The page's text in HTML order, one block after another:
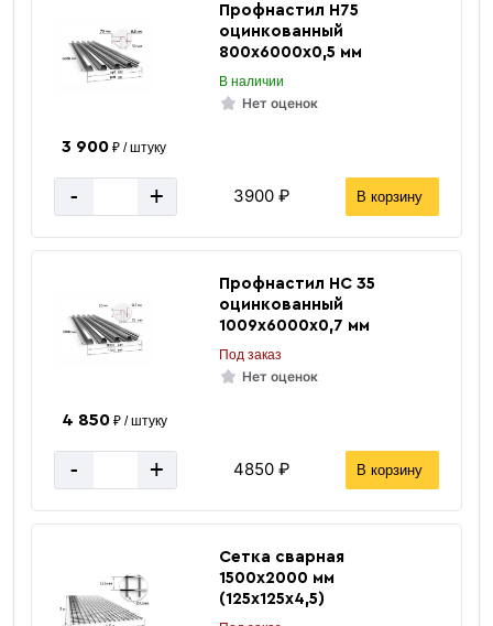
Профнастил Н75
оцинкованный
800х6000х0,5 мм
В наличии
Нет оценок
3 900₽ / штуку
- + 3900 ₽ В корзину
Профнастил НС 35
оцинкованный
1009х6000х0,7 мм
Под заказ
Нет оценок
4 850₽ / штуку
- + 4850 ₽ В корзину
Сетка сварная
1500х2000 мм
(125х125х4,5)
«В корзину»